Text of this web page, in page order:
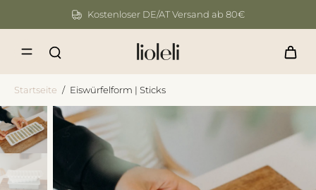
Kostenloser DE/AT Versand ab 80€
Startseite / Eiswürfelform | Sticks